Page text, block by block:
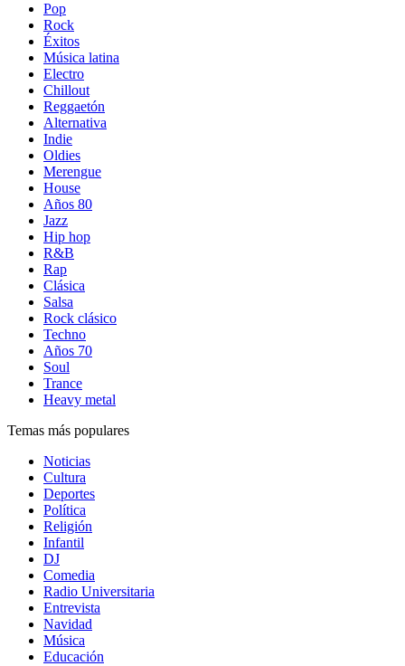
Pop
Rock
Éxitos
Música latina
Electro
Chillout
Reggaetón
Alternativa
Indie
Oldies
Merengue
House
Años 80
Jazz
Hip hop
R&B
Rap
Clásica
Salsa
Rock clásico
Techno
Años 70
Soul
Trance
Heavy metal
Temas más populares
Noticias
Cultura
Deportes
Política
Religión
Infantil
DJ
Comedia
Radio Universitaria
Entrevista
Navidad
Música
Educación